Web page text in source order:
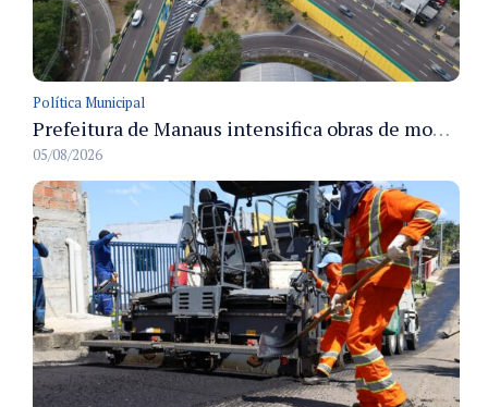
Política Municipal
Prefeitura de Manaus intensifica obras de modernização no viaduto Miguel Arraes para ampliar segurança e acessibilidade na região
05/08/2026